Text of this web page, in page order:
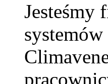
Jesteśmy
systemów